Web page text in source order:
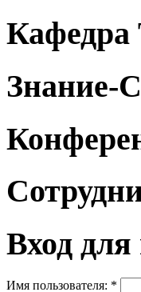
Кафедра
Знание-
Вход для
Имя пользователя: *